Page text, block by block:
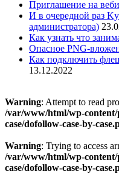
Приглашение на
И в очередной раз
администратора)
Как узнать что
Опасное PNG-
Как подключить
13.12.2022
Warning: Attempt to read
/var/www/html/wp-content/
case/dofollow-case-by-
Warning: Trying to access
/var/www/html/wp-content/
case/dofollow-case-by-